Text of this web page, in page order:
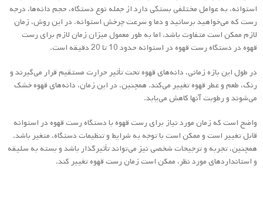
استوانه، به عوامل مختلفی بستگی دارد از جمله نوع دستگاه، حجم دانه‌ها، درجه
رست که می‌خواهید برسانید و دما و سرعت چرخش استوانه. در این روش، زمان
لازم ممکن است متفاوت باشد، اما به طور معمول میزان زمان لازم برای رست
قهوه در دستگاه رست قهوه در استوانه حدود 10 تا 20 دقیقه است.
در طول این بازه زمانی، دانه‌های قهوه تحت تأثیر حرارت مستقیم قرار می‌گیرند و
رنگ، طعم و عطر قهوه تغییر می‌کند. همچنین، در این زمان، دانه‌های قهوه خشک
می‌شوند و رطوبت آنها کاهش می‌یابد.
واضح است که زمان مورد نیاز برای رست قهوه با دستگاه رست قهوه در استوانه
قابل تغییر است و ممکن است با توجه به شرایط و تنظیمات دستگاه، متغیر باشد.
همچنین، تجربه و ترجیحات شخصی نیز می‌تواند تأثیرگذار باشد و بسته به سلیقه
و استانداردهای مورد نظر، ممکن است زمان رست قهوه تغییر کند.